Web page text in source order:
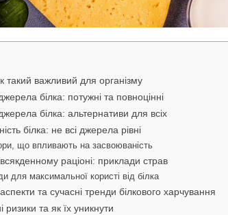
такий важливий для організму
білка: потужні та повноцінні
білка: альтернативи для всіх
білка: не всі джерела рівні
що впливають на засвоюваність
раціоні: приклади страв
для максимальної користі від білка
та сучасні тренди білкового харчування
ризики та як їх уникнути